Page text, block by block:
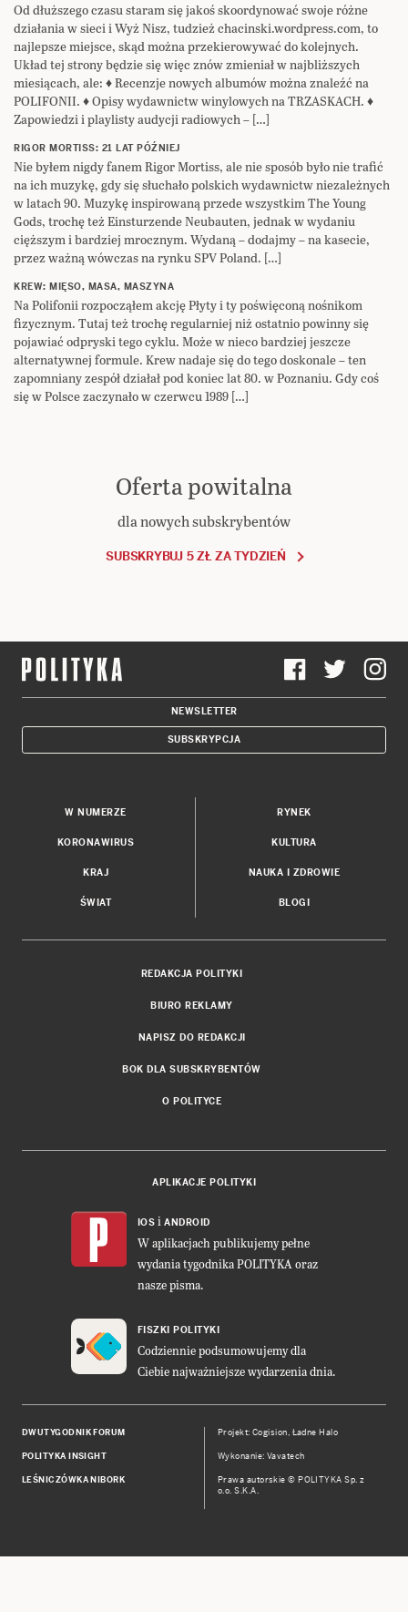
Od dłuższego czasu staram się jakoś skoordynować swoje różne
działania w sieci i Wyż Nisz, tudzież chacinski.wordpress.com, to
najlepsze miejsce, skąd można przekierowywać do kolejnych.
Układ tej strony będzie się więc znów zmieniał w najbliższych
miesiącach, ale: ♦ Recenzje nowych albumów można znaleźć na
POLIFONII. ♦ Opisy wydawnictw winylowych na TRZASKACH. ♦
Zapowiedzi i playlisty audycji radiowych – […]
RIGOR MORTISS: 21 LAT PÓŹNIEJ
Nie byłem nigdy fanem Rigor Mortiss, ale nie sposób było nie trafić
na ich muzykę, gdy się słuchało polskich wydawnictw niezależnych
w latach 90. Muzykę inspirowaną przede wszystkim The Young
Gods, trochę też Einsturzende Neubauten, jednak w wydaniu
cięższym i bardziej mrocznym. Wydaną – dodajmy – na kasecie,
przez ważną wówczas na rynku SPV Poland. […]
KREW: MIĘSO, MASA, MASZYNA
Na Polifonii rozpocząłem akcję Płyty i ty poświęconą nośnikom
fizycznym. Tutaj też trochę regularniej niż ostatnio powinny się
pojawiać odpryski tego cyklu. Może w nieco bardziej jeszcze
alternatywnej formule. Krew nadaje się do tego doskonale – ten
zapomniany zespół działał pod koniec lat 80. w Poznaniu. Gdy coś
się w Polsce zaczynało w czerwcu 1989 […]
Oferta powitalna
dla nowych subskrybentów
SUBSKRYBUJ 5 ZŁ ZA TYDZIEŃ
NEWSLETTER
SUBSKRYPCJA
W NUMERZE
KORONAWIRUS
KRAJ
ŚWIAT
RYNEK
KULTURA
NAUKA I ZDROWIE
BLOGI
REDAKCJA POLITYKI
BIURO REKLAMY
NAPISZ DO REDAKCJI
BOK DLA SUBSKRYBENTÓW
O POLITYCE
APLIKACJE POLITYKI
IOS i ANDROID
W aplikacjach publikujemy pełne
wydania tygodnika POLITYKA oraz
nasze pisma.
FISZKI POLITYKI
Codziennie podsumowujemy dla
Ciebie najważniejsze wydarzenia dnia.
DWUTYGODNIK FORUM
POLITYKA INSIGHT
LEŚNICZÓWKA NIBORK
Projekt:Cogision, Ładne Halo
Wykonanie: Vavatech
Prawa autorskie © POLITYKA Sp. z
o.o. S.K.A.